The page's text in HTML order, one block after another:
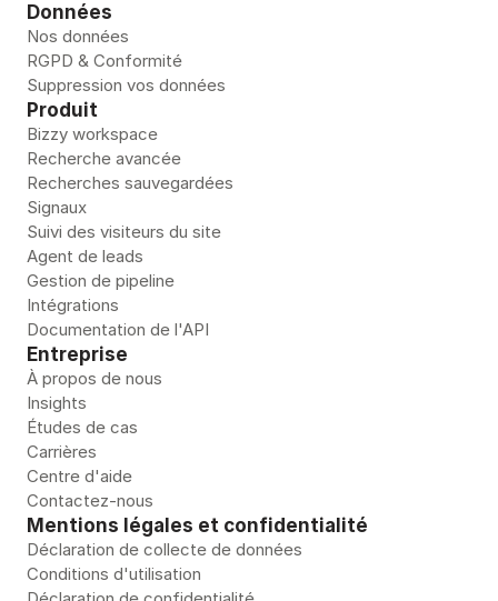
Données
Nos données
RGPD & Conformité
Suppression vos données
Produit
Bizzy workspace
Recherche avancée
Recherches sauvegardées
Signaux
Suivi des visiteurs du site
Agent de leads
Gestion de pipeline
Intégrations
Documentation de l'API
Entreprise
À propos de nous
Insights
Études de cas
Carrières
Centre d'aide
Contactez-nous
Mentions légales et confidentialité
Déclaration de collecte de données
Conditions d'utilisation